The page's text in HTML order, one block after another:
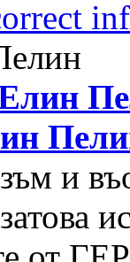
и